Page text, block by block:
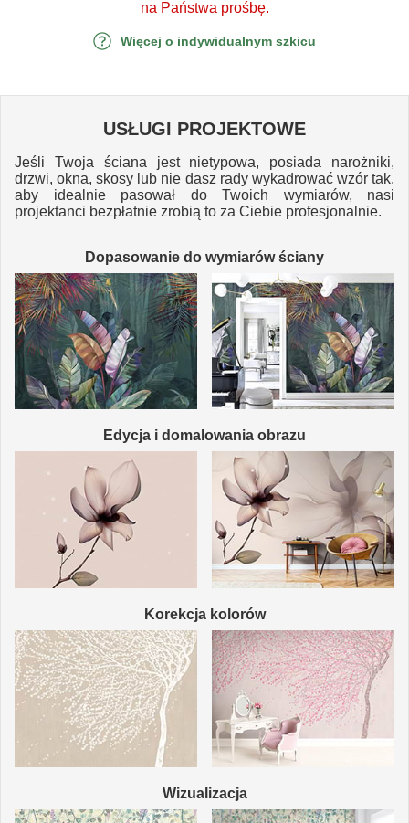
na Państwa prośbę.
Więcej o indywidualnym szkicu
USŁUGI PROJEKTOWE
Jeśli Twoja ściana jest nietypowa, posiada narożniki,
drzwi, okna, skosy lub nie dasz rady wykadrować wzór tak,
aby idealnie pasował do Twoich wymiarów, nasi
projektanci bezpłatnie zrobią to za Ciebie profesjonalnie.
Dopasowanie do wymiarów ściany
Edycja i domalowania obrazu
Korekcja kolorów
Wizualizacja